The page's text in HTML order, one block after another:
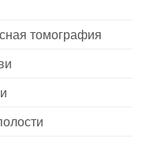
томография